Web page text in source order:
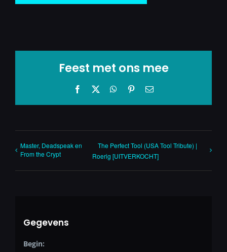
Feest met ons mee
Facebook WhatsApp
Pinterest
E-
Master, Deadspeak en
From the Crypt
The Perfect Tool (USA Tool Tribute) |
Roerig [UITVERKOCHT]
Gegevens
Begin: